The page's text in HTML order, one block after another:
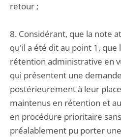
retour ;
8. Considérant, que la note
qu'il a été dit au point 1, que
rétention administrative en
qui présentent une
postérieurement à leur
maintenus en rétention et
en procédure prioritaire
préalablement pu porter